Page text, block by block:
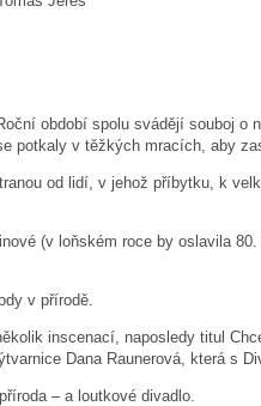
období spolu svádějí souboj
potkaly v těžkých mracích, aby
od lidí, v jehož příbytku, k
(v loňském roce by oslavila
v přírodě.
inscenací, naposledy titul
Dana Raunerová, která s
– a loutkové divadlo.